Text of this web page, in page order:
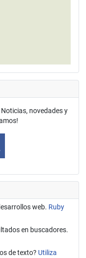
Noticias, novedades y
web. Ruby
en buscadores.
de texto? Utiliza